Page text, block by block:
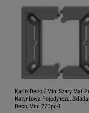
Karlik Deco / Mini Szary Mat
Natynkowa Pojedyncza,
Deco, Mini 27Dpu-1